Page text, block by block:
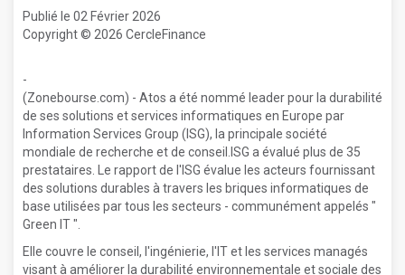
Publié le 02 Février 2026
Copyright © 2026 CercleFinance
-
(Zonebourse.com) - Atos a été nommé leader pour la durabilité
de ses solutions et services informatiques en Europe par
Information Services Group (ISG), la principale société
mondiale de recherche et de conseil.ISG a évalué plus de 35
prestataires. Le rapport de l'ISG évalue les acteurs fournissant
des solutions durables à travers les briques informatiques de
base utilisées par tous les secteurs - communément appelés "
Green IT ".
Elle couvre le conseil, l'ingénierie, l'IT et les services managés
visant à améliorer la durabilité environnementale et sociale des